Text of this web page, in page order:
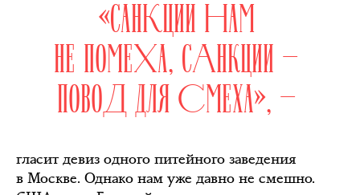
«САНКЦИИ НАМ
НЕ ПОМЕХА, САНКЦИИ —
ПОВОД ДЛЯ СМЕХА», —
гласит девиз одного питейного заведения
в Москве. Однако нам уже давно не смешно.